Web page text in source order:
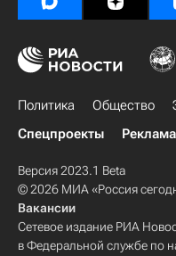
Политика Общество
Спецпроекты
Реклама
Версия 2023.1 Beta
© 2026 МИА «Россия
Вакансии
Сетевое издание РИА
в Федеральной службе по